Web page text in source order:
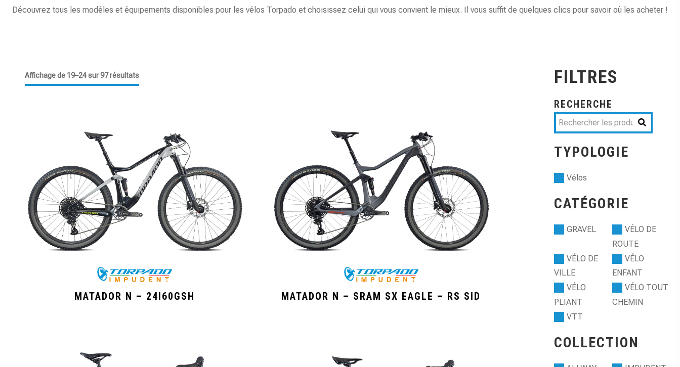
Découvrez tous les modèles et équipements disponibles pour les vélos Torpado et choisissez celui qui vous convient le mieux. Il vous suffit de quelques clics pour savoir où les acheter !
Affichage de 19–24 sur 97 résultats
MATADOR N – 24I60GSH MATADOR N – SRAM SX EAGLE – RS SID
FILTRES
RECHERCHE
TYPOLOGIE
Vélos
CATÉGORIE
GRAVEL
VÉLO DE
ROUTE
VÉLO DE
VILLE
VÉLO
ENFANT
VÉLO
PLIANT
VÉLO TOUT
CHEMIN
VTT
COLLECTION